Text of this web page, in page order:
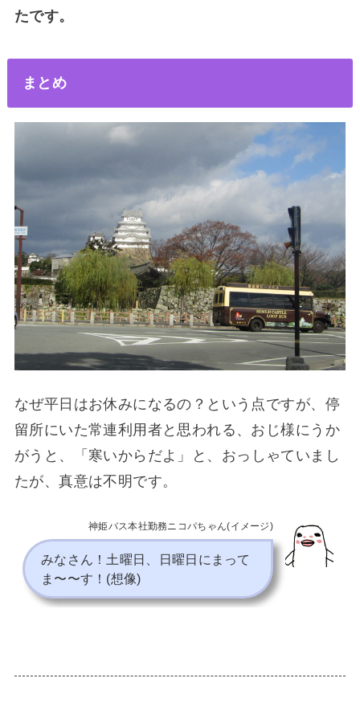
たです。
まとめ
なぜ平日はお休みになるの？という点ですが、停
留所にいた常連利用者と思われる、おじ様にうか
がうと、「寒いからだよ 」と、おっしゃていまし
たが、真意は不明です。
神姫バス本社勤務ニコパちゃん(イメージ)
みなさん！土曜日、日曜日にまって
ま〜〜す！(想像)